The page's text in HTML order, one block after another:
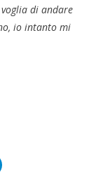
di andare
io intanto mi